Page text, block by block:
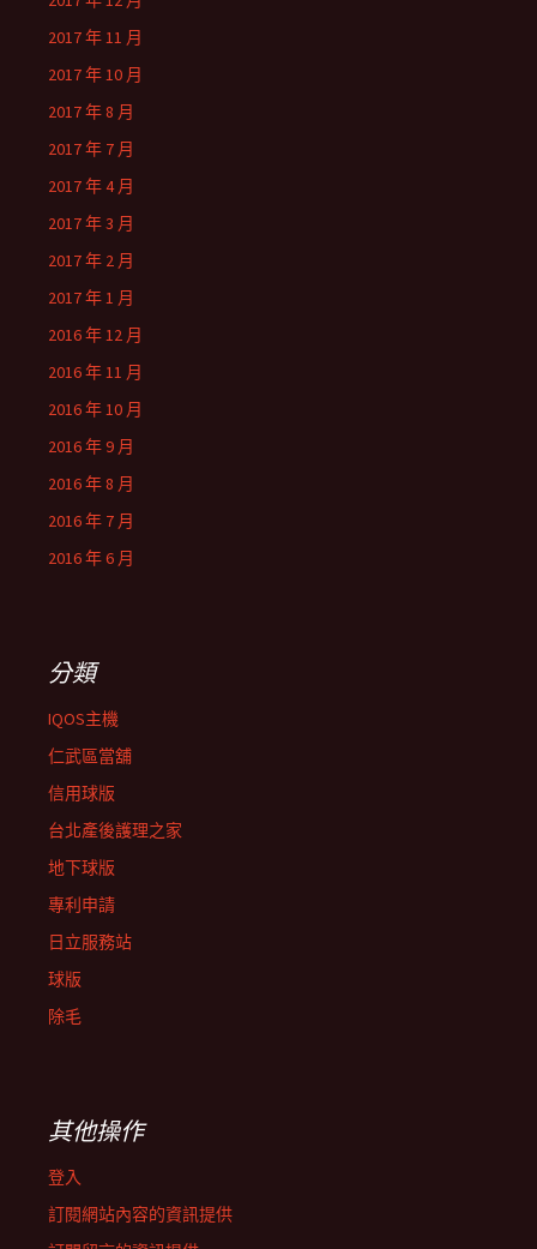
2017 年 11 月
2017 年 10 月
2017 年 8 月
2017 年 7 月
2017 年 4 月
2017 年 3 月
2017 年 2 月
2017 年 1 月
2016 年 12 月
2016 年 11 月
2016 年 10 月
2016 年 9 月
2016 年 8 月
2016 年 7 月
2016 年 6 月
分類
IQOS主機
仁武區當舖
信用球版
台北產後護理之家
地下球版
專利申請
日立服務站
球版
除毛
其他操作
登入
訂閱網站內容的資訊提供